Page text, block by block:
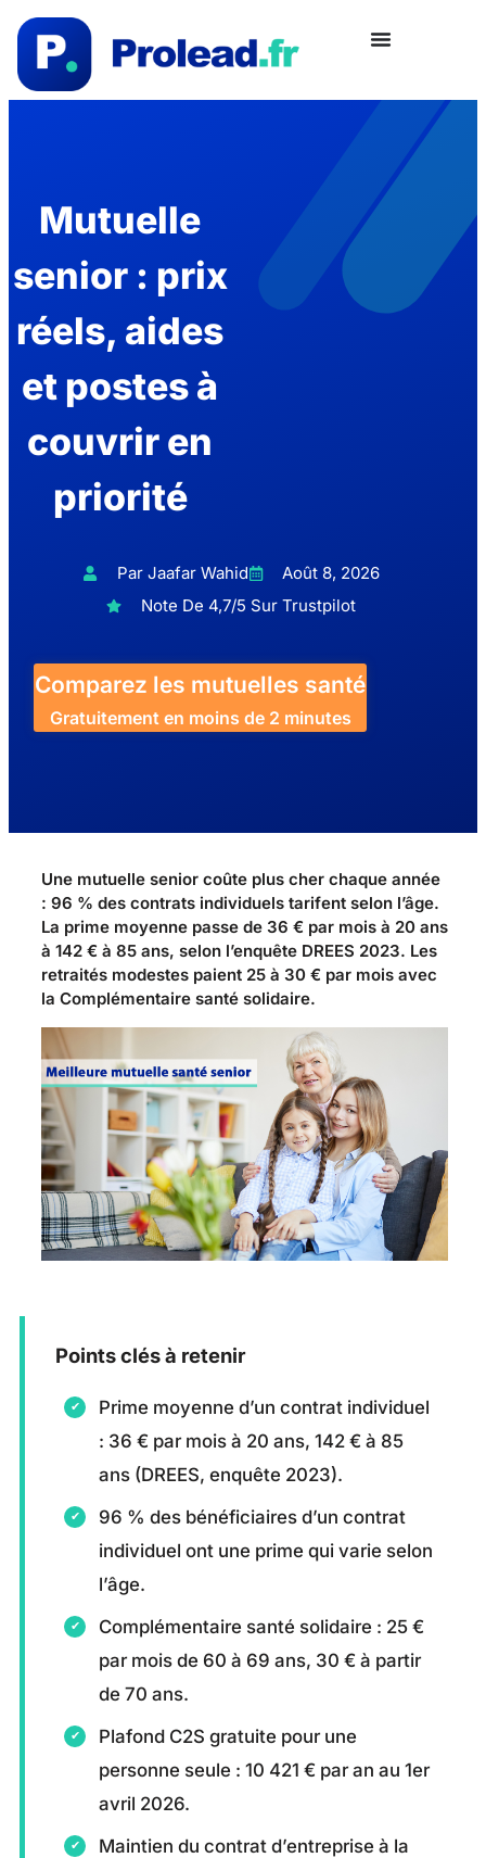
Mutuelle
senior : prix
réels, aides
et postes à
couvrir en
priorité
Par Jaafar Wahid
Août 8, 2026
Note De 4,7/5 Sur Trustpilot
Comparez les mutuelles santé
Gratuitement en moins de 2 minutes
Une mutuelle senior coûte plus cher chaque année
: 96 % des contrats individuels tarifent selon l’âge.
La prime moyenne passe de 36 € par mois à 20 ans
à 142 € à 85 ans, selon l’enquête DREES 2023. Les
retraités modestes paient 25 à 30 € par mois avec
la Complémentaire santé solidaire.
Points clés à retenir
Prime moyenne d’un contrat individuel
: 36 € par mois à 20 ans, 142 € à 85
ans (DREES, enquête 2023).
96 % des bénéficiaires d’un contrat
individuel ont une prime qui varie selon
l’âge.
Complémentaire santé solidaire : 25 €
par mois de 60 à 69 ans, 30 € à partir
de 70 ans.
Plafond C2S gratuite pour une
personne seule : 10 421 € par an au 1er
avril 2026.
Maintien du contrat d’entreprise à la